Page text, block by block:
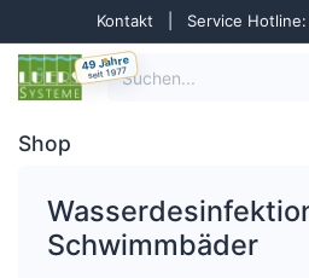
Zum Inhalt springen
Kontakt Service
49 Jahre
seit 1977
Shop
Schwimmbäder